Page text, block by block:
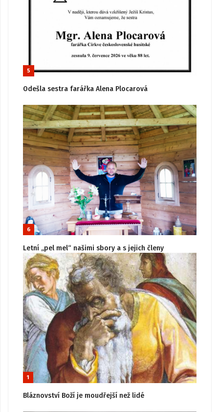
5
Odešla sestra farářka Alena Plocarová
6
Letní „pel mel“ našimi sbory a s jejich členy
1
Bláznovství Boží je moudřejší než lidé